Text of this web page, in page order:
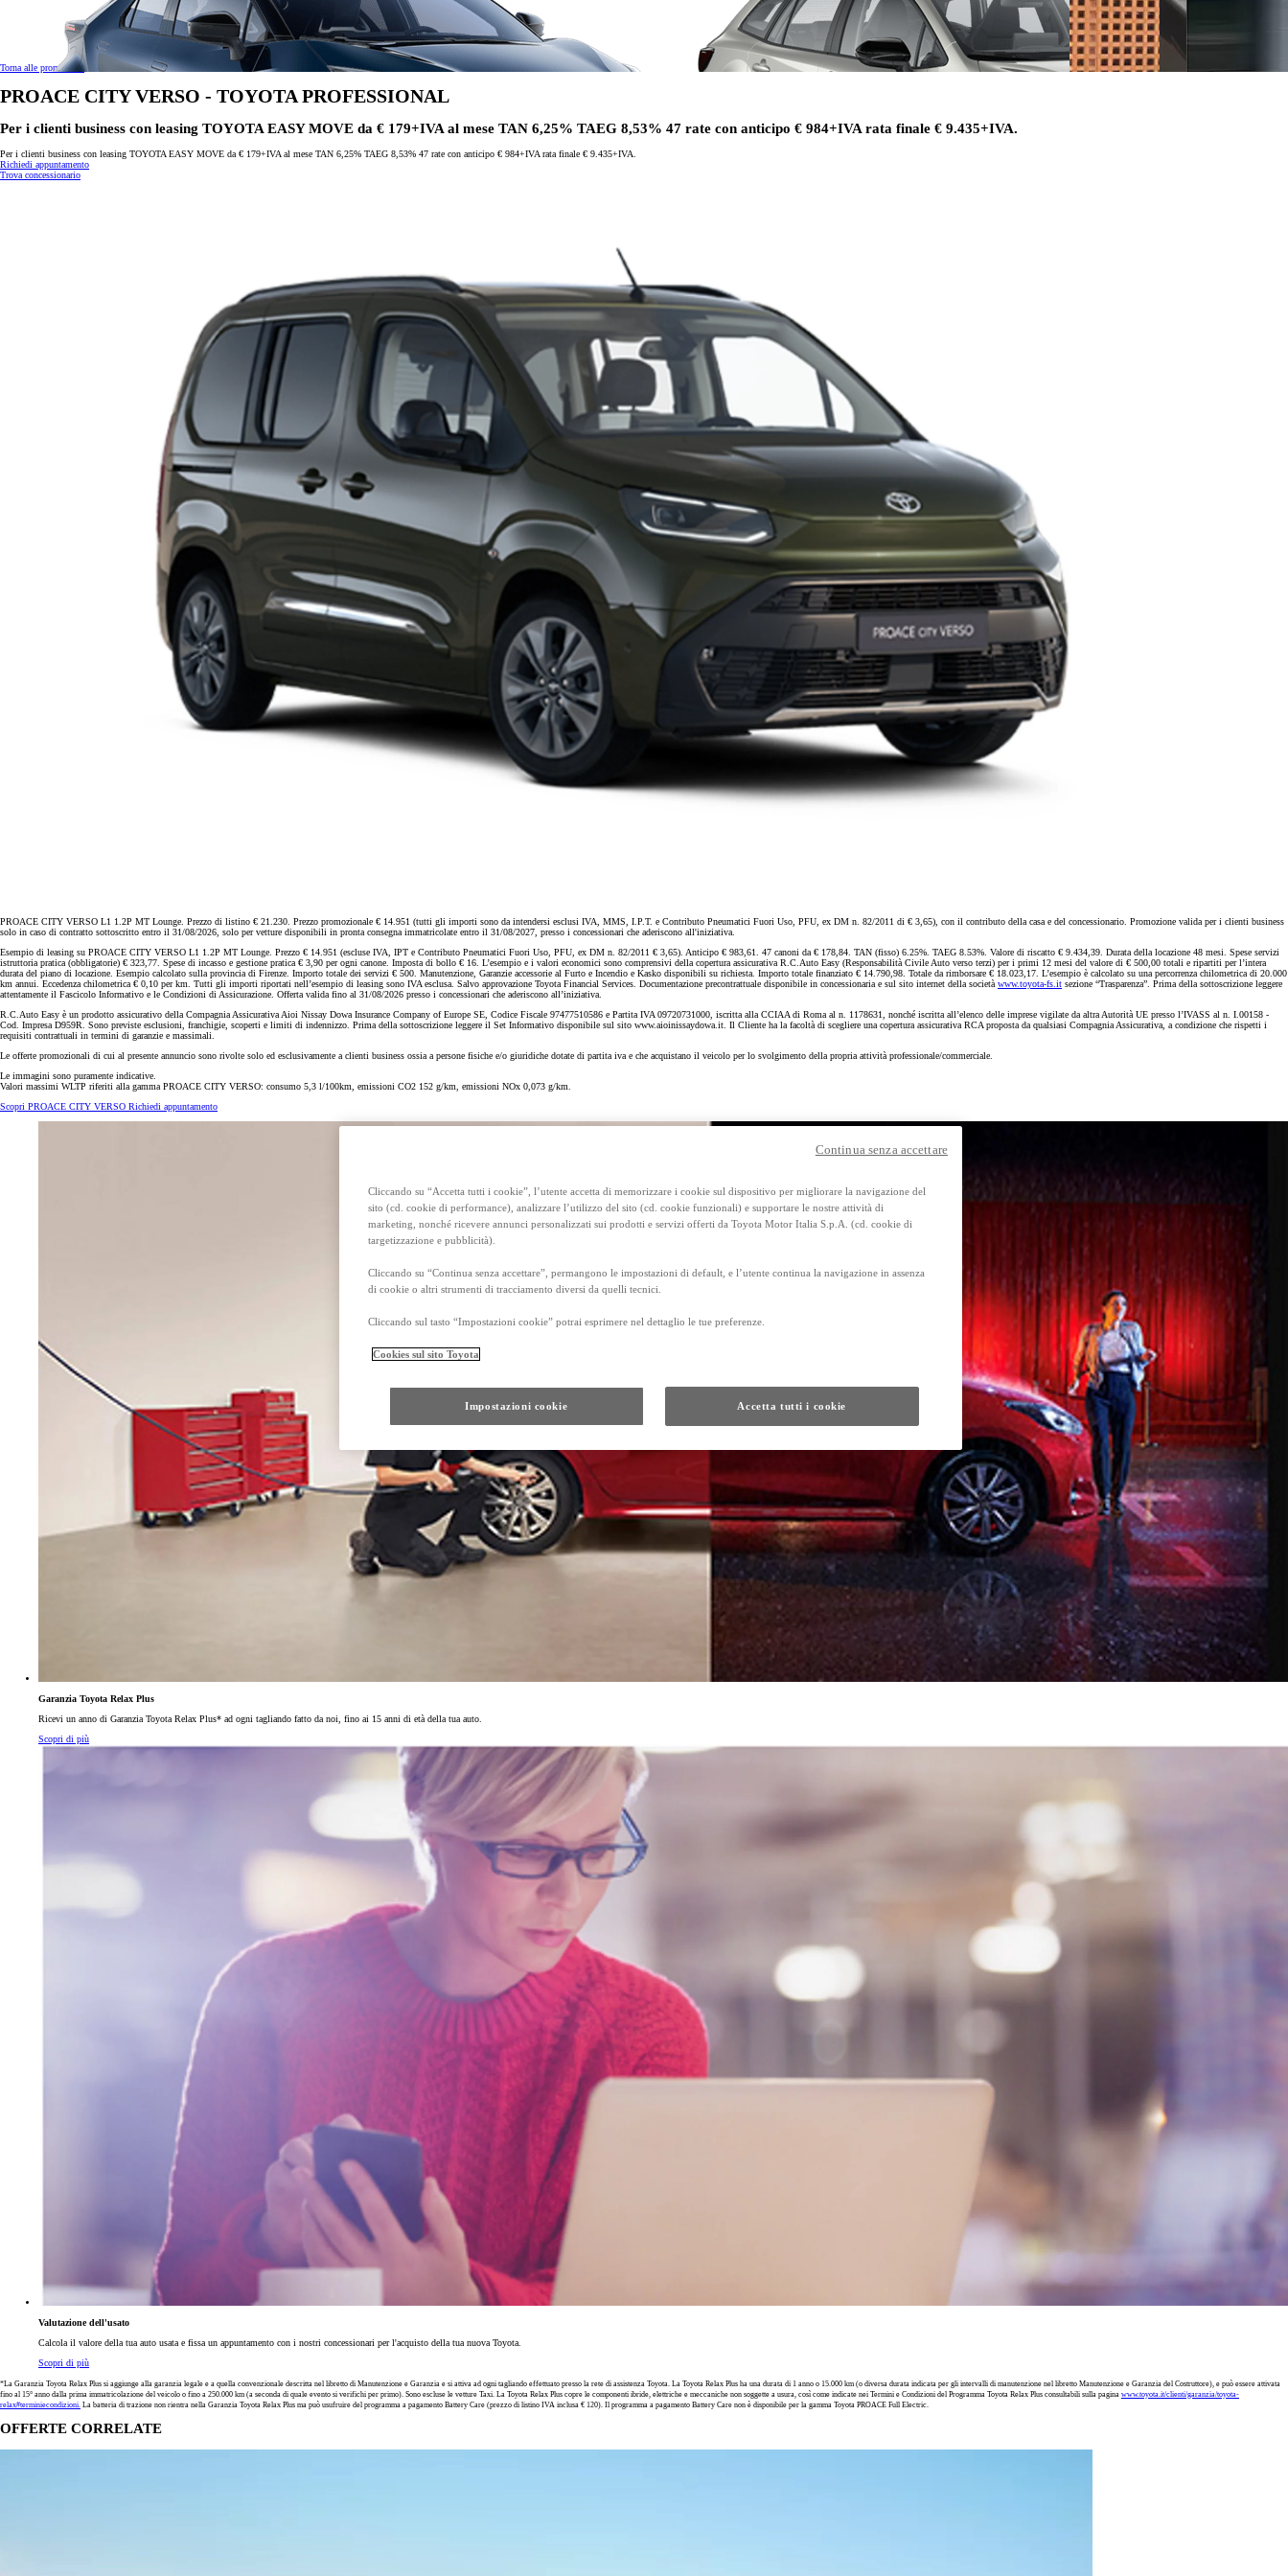
Anche con finanziamento Toyota Easy Next da € 175 al mese
47 rate con anticipo € 10.750,00
Da
Anche con finanziamento Toyota Easy Next da € 239 al mese
TAN 7,75 % TAEG 9,20 %
47 rate con anticipo € 12.860,00
rata finale € 12.780
FULL HYBRID
anche in versione GR SPORT
rata finale € 17.897
Toyota bZ4X Touring
FULL ELECTRIC
Anche con finanziamento Toyota Easy Next da € 399 al mese
TAN 7,25 % TAEG 8,31 %
47 rate con anticipo € 18.540,00
RAV4
FULL HYBRID E PLUG-IN HYBRID
Anche con finanziamento Toyota Easy Next da € 309 al mese
TAN 7,75 % TAEG 8,79 %
rata finale € 21.201
ZERO EMISSIONI, SOLO GOCCE D'ACQUA
GR Yaris
Da
Hilux
PROACE CITY
ANCHE IN VERSIONE ELECTRIC
Da € 16.300 (IVA esclusa)
ANCHE IN VERSIONE ELECTRIC
Da € 21.000 (IVA esclusa)
Usato Toyota Approved
Torna alle promozioni
PROACE CITY VERSO - TOYOTA PROFESSIONAL
Per i clienti business con leasing TOYOTA EASY MOVE da € 179+IVA al mese TAN 6,25% TAEG 8,53% 47 rate con anticipo € 984+IVA rata finale € 9.435+IVA.
Per i clienti business con leasing TOYOTA EASY MOVE da € 179+IVA al mese TAN 6,25% TAEG 8,53% 47 rate con anticipo € 984+IVA rata finale € 9.435+IVA.
Richiedi appuntamento
Trova concessionario
PROACE CITY VERSO L1 1.2P MT Lounge. Prezzo di listino € 21.230. Prezzo promozionale € 14.951 (tutti gli importi sono da intendersi esclusi IVA, MMS, I.P.T. e Contributo Pneumatici Fuori Uso, PFU, ex DM n. 82/2011 di € 3,65), con il contributo della casa e del concessionario. Promozione valida per i clienti business
solo in caso di contratto sottoscritto entro il 31/08/2026, solo per vetture disponibili in pronta consegna immatricolate entro il 31/08/2027, presso i concessionari che aderiscono all'iniziativa.
Esempio di leasing su PROACE CITY VERSO L1 1.2P MT Lounge. Prezzo € 14.951 (escluse IVA, IPT e Contributo Pneumatici Fuori Uso, PFU, ex DM n. 82/2011 € 3,65). Anticipo € 983,61. 47 canoni da € 178,84. TAN (fisso) 6.25%. TAEG 8.53%. Valore di riscatto € 9.434,39. Durata della locazione 48 mesi. Spese servizi
istruttoria pratica (obbligatorie) € 323,77. Spese di incasso e gestione pratica € 3,90 per ogni canone. Imposta di bollo € 16. L’esempio e i valori economici sono comprensivi della copertura assicurativa R.C.Auto Easy (Responsabilità Civile Auto verso terzi) per i primi 12 mesi del valore di € 500,00 totali e ripartiti per l’intera
durata del piano di locazione. Esempio calcolato sulla provincia di Firenze. Importo totale dei servizi € 500. Manutenzione, Garanzie accessorie al Furto e Incendio e Kasko disponibili su richiesta. Importo totale finanziato € 14.790,98. Totale da rimborsare € 18.023,17. L’esempio è calcolato su una percorrenza chilometrica di 20.000
km annui. Eccedenza chilometrica € 0,10 per km. Tutti gli importi riportati nell’esempio di leasing sono IVA esclusa. Salvo approvazione Toyota Financial Services. Documentazione precontrattuale disponibile in concessionaria e sul sito internet della società www.toyota-fs.it sezione “Trasparenza”. Prima della sottoscrizione leggere
attentamente il Fascicolo Informativo e le Condizioni di Assicurazione. Offerta valida fino al 31/08/2026 presso i concessionari che aderiscono all’iniziativa.
R.C.Auto Easy è un prodotto assicurativo della Compagnia Assicurativa Aioi Nissay Dowa Insurance Company of Europe SE, Codice Fiscale 97477510586 e Partita IVA 09720731000, iscritta alla CCIAA di Roma al n. 1178631, nonché iscritta all’elenco delle imprese vigilate da altra Autorità UE presso l’IVASS al n. I.00158 -
Cod. Impresa D959R. Sono previste esclusioni, franchigie, scoperti e limiti di indennizzo. Prima della sottoscrizione leggere il Set Informativo disponibile sul sito www.aioinissaydowa.it. Il Cliente ha la facoltà di scegliere una copertura assicurativa RCA proposta da qualsiasi Compagnia Assicurativa, a condizione che rispetti i
requisiti contrattuali in termini di garanzie e massimali.
Le offerte promozionali di cui al presente annuncio sono rivolte solo ed esclusivamente a clienti business ossia a persone fisiche e/o giuridiche dotate di partita iva e che acquistano il veicolo per lo svolgimento della propria attività professionale/commerciale.
Le immagini sono puramente indicative.
Valori massimi WLTP riferiti alla gamma PROACE CITY VERSO: consumo 5,3 l/100km, emissioni CO2 152 g/km, emissioni NOx 0,073 g/km.
Scopri PROACE CITY VERSO Richiedi appuntamento
Garanzia Toyota Relax Plus
Ricevi un anno di Garanzia Toyota Relax Plus* ad ogni tagliando fatto da noi, fino ai 15 anni di età della tua auto.
Scopri di più
Valutazione dell'usato
Calcola il valore della tua auto usata e fissa un appuntamento con i nostri concessionari per l'acquisto della tua nuova Toyota.
Scopri di più
*La Garanzia Toyota Relax Plus si aggiunge alla garanzia legale e a quella convenzionale descritta nel libretto di Manutenzione e Garanzia e si attiva ad ogni tagliando effettuato presso la rete di assistenza Toyota. La Toyota Relax Plus ha una durata di 1 anno o 15.000 km (o diversa durata indicata per gli intervalli di manutenzione nel libretto Manutenzione e Garanzia del Costruttore), e può essere attivata
fino al 15° anno dalla prima immatricolazione del veicolo o fino a 250.000 km (a seconda di quale evento si verifichi per primo). Sono escluse le vetture Taxi. La Toyota Relax Plus copre le componenti ibride, elettriche e meccaniche non soggette a usura, così come indicate nei Termini e Condizioni del Programma Toyota Relax Plus consultabili sulla pagina www.toyota.it/clienti/garanzia/toyota-
relax#terminiecondizioni. La batteria di trazione non rientra nella Garanzia Toyota Relax Plus ma può usufruire del programma a pagamento Battery Care (prezzo di listino IVA inclusa € 120). Il programma a pagamento Battery Care non è disponibile per la gamma Toyota PROACE Full Electric.
OFFERTE CORRELATE
Cliccando su “Accetta tutti i cookie”, l’utente accetta di memorizzare i cookie sul dispositivo per migliorare la navigazione del
sito (cd. cookie di performance), analizzare l’utilizzo del sito (cd. cookie funzionali) e supportare le nostre attività di
marketing, nonché ricevere annunci personalizzati sui prodotti e servizi offerti da Toyota Motor Italia S.p.A. (cd. cookie di
targetizzazione e pubblicità).
Cliccando su “Continua senza accettare”, permangono le impostazioni di default, e l’utente continua la navigazione in assenza
di cookie o altri strumenti di tracciamento diversi da quelli tecnici.
Cliccando sul tasto “Impostazioni cookie” potrai esprimere nel dettaglio le tue preferenze.
Cookies sul sito Toyota
Impostazioni cookie Accetta tutti i cookie
Continua senza accettare